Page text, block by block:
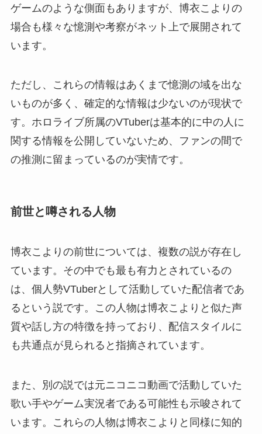
ゲームのような側面もありますが、博衣こよりの
場合も様々な憶測や考察がネット上で展開されて
います。
ただし、これらの情報はあくまで憶測の域を出な
いものが多く、確定的な情報は少ないのが現状で
す。ホロライブ所属のVTuberは基本的に中の人に
関する情報を公開していないため、ファンの間で
の推測に留まっているのが実情です。
前世と噂される人物
博衣こよりの前世については、複数の説が存在し
ています。その中でも最も有力とされているの
は、個人勢VTuberとして活動していた配信者であ
るという説です。この人物は博衣こよりと似た声
質や話し方の特徴を持っており、配信スタイルに
も共通点が見られると指摘されています。
また、別の説では元ニコニコ動画で活動していた
歌い手やゲーム実況者である可能性も示唆されて
います。これらの人物は博衣こよりと同様に知的